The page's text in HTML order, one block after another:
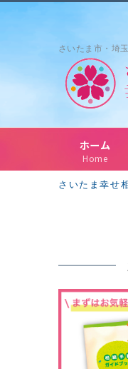
さいたま市・埼
ホーム
Home
さいたま幸せ